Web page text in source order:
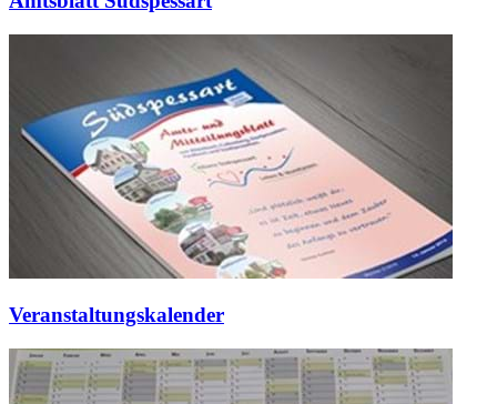
Veranstaltungskalender